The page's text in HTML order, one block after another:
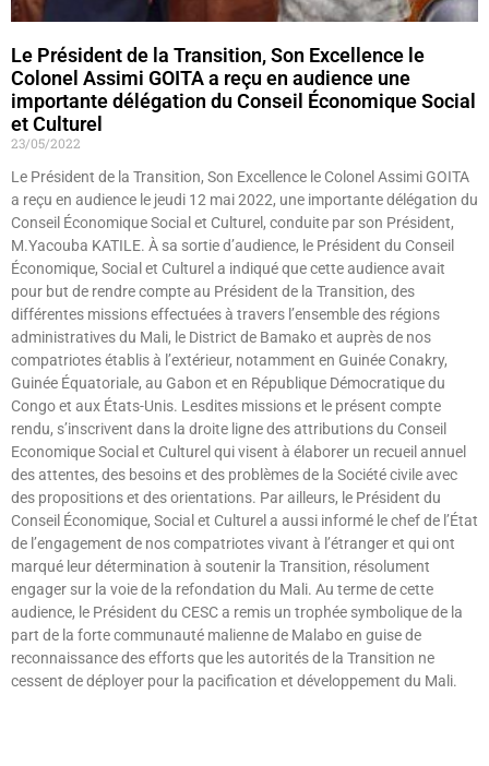
Le Président de la Transition, Son Excellence le
Colonel Assimi GOITA a reçu en audience une
importante délégation du Conseil Économique Social
et Culturel
23/05/2022
Le Président de la Transition, Son Excellence le Colonel Assimi GOITA
a reçu en audience le jeudi 12 mai 2022, une importante délégation du
Conseil Économique Social et Culturel, conduite par son Président,
M.Yacouba KATILE. À sa sortie d’audience, le Président du Conseil
Économique, Social et Culturel a indiqué que cette audience avait
pour but de rendre compte au Président de la Transition, des
différentes missions effectuées à travers l’ensemble des régions
administratives du Mali, le District de Bamako et auprès de nos
compatriotes établis à l’extérieur, notamment en Guinée Conakry,
Guinée Équatoriale, au Gabon et en République Démocratique du
Congo et aux États-Unis. Lesdites missions et le présent compte
rendu, s’inscrivent dans la droite ligne des attributions du Conseil
Economique Social et Culturel qui visent à élaborer un recueil annuel
des attentes, des besoins et des problèmes de la Société civile avec
des propositions et des orientations. Par ailleurs, le Président du
Conseil Économique, Social et Culturel a aussi informé le chef de l’État
de l’engagement de nos compatriotes vivant à l’étranger et qui ont
marqué leur détermination à soutenir la Transition, résolument
engager sur la voie de la refondation du Mali. Au terme de cette
audience, le Président du CESC a remis un trophée symbolique de la
part de la forte communauté malienne de Malabo en guise de
reconnaissance des efforts que les autorités de la Transition ne
cessent de déployer pour la pacification et développement du Mali.